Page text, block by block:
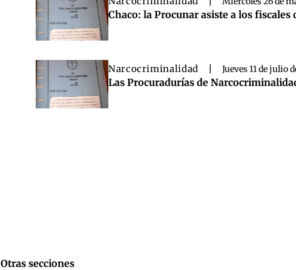
Chaco: la Procunar asiste a los
Narcocriminalidad Jueves 11 de julio
Las Procuradurías de
Otras secciones